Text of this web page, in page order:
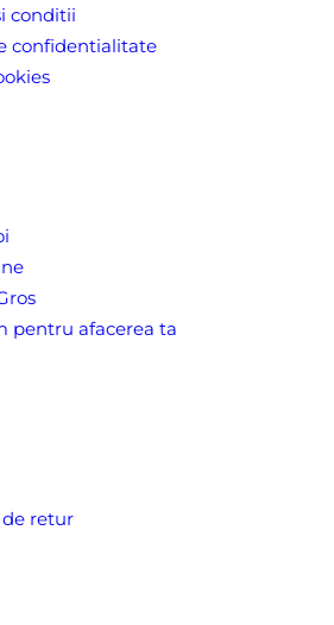
conditii
confidentialitate
pentru afacerea ta
retur